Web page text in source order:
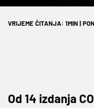
VRIJEME ČITANJA: 1MIN |
Od 14 izdanja